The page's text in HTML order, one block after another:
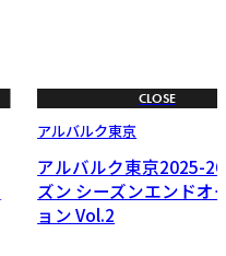
CLOSE
アルバルク東京
アルバルク東京2025-
ズン シーズンエンドオ
ョン Vol.2